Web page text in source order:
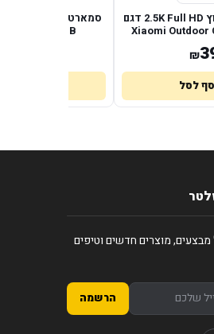
מצלמת אבטחת חוץ 2.5K Full HD דגם
Xiaomi Outdoor
₪
לסל
16GB+512GB בצבע שחור
מבצעים, מוצרים חדשים וטיפים
הרשמה